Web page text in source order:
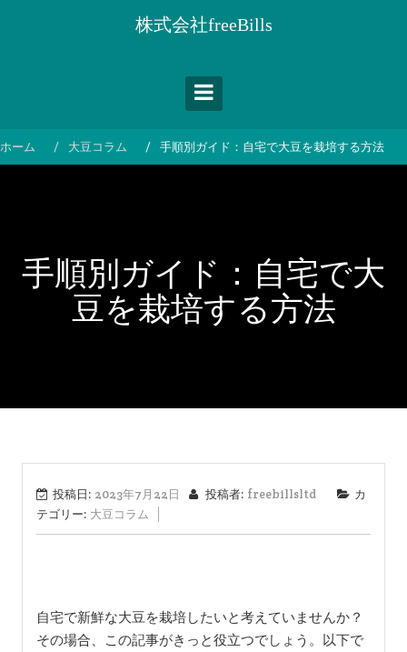
ス
キ
株式会社freeBills
ホーム 大豆コラム 手順別ガイド：自宅で大豆を栽培する方法
手順別ガイド：自宅で大
豆を栽培する方法
投稿日: 2023年7月22日 投稿者: freebillsltd
カ
テゴリー: 大豆コラム
自宅で新鮮な大豆を栽培したいと考えていませんか？
その場合、この記事がきっと役立つでしょう。以下で